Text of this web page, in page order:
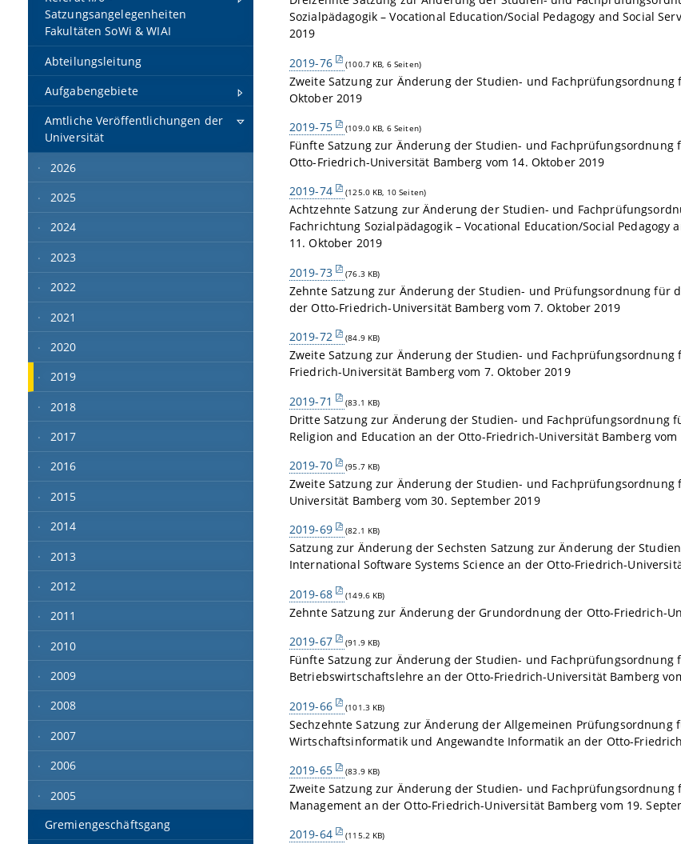
Satzungsangelegenheiten
Fakultäten SoWi & WIAI
Abteilungsleitung
Aufgabengebiete
Amtliche Veröffentlichungen der
Universität
2026
2025
2024
2023
2022
2021
2020
2019
2018
2017
2016
2015
2014
2013
2012
2011
2010
2009
2008
2007
2006
2005
Gremiengeschäftsgang
Sozialpädagogik – Vocational Education/Social Pedagogy and Social
2019
2019-76
(100.7 KB, 6 Seiten)
Zweite Satzung zur Änderung der Studien- und
Oktober 2019
2019-75
(109.0 KB, 6 Seiten)
Fünfte Satzung zur Änderung der Studien- und
Otto-Friedrich-Universität Bamberg vom 14. Oktober 2019
2019-74
(125.0 KB, 10 Seiten)
Achtzehnte Satzung zur Änderung der Studien- und
Fachrichtung Sozialpädagogik – Vocational Education/Social
11. Oktober 2019
2019-73
(76.3 KB)
Zehnte Satzung zur Änderung der Studien- und Prüfungsordnung
der Otto-Friedrich-Universität Bamberg vom 7. Oktober 2019
2019-72
(84.9 KB)
Zweite Satzung zur Änderung der Studien- und
Friedrich-Universität Bamberg vom 7. Oktober 2019
2019-71
(83.1 KB)
Dritte Satzung zur Änderung der Studien- und Fachprüfungsordnung
Religion and Education an der Otto-Friedrich-Universität Bamberg vom
2019-70
(95.7 KB)
Zweite Satzung zur Änderung der Studien- und
Universität Bamberg vom 30. September 2019
2019-69
(82.1 KB)
Satzung zur Änderung der Sechsten Satzung zur Änderung der
International Software Systems Science an der Otto-Friedrich-
2019-68
(149.6 KB)
Zehnte Satzung zur Änderung der Grundordnung der Otto-Friedrich-
2019-67
(91.9 KB)
Fünfte Satzung zur Änderung der Studien- und
Betriebswirtschaftslehre an der Otto-Friedrich-Universität Bamberg
2019-66
(101.3 KB)
Sechzehnte Satzung zur Änderung der Allgemeinen
Wirtschaftsinformatik und Angewandte Informatik an der Otto-
2019-65
(83.9 KB)
Zweite Satzung zur Änderung der Studien- und
Management an der Otto-Friedrich-Universität Bamberg vom 19.
2019-64
(115.2 KB)